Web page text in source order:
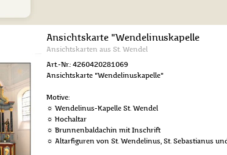
Ansichtskarte "Wendelinuskapelle
Ansichtskarten aus St. Wendel
Art.-Nr.: 4260420281069
Ansichtskarte "Wendelinuskapelle"
Motive:
☼ Wendelinus-Kapelle St. Wendel
☼ Hochaltar
☼ Brunnenbaldachin mit Inschrift
☼ Altarfiguren von St. Wendelinus, St. Sebastianus